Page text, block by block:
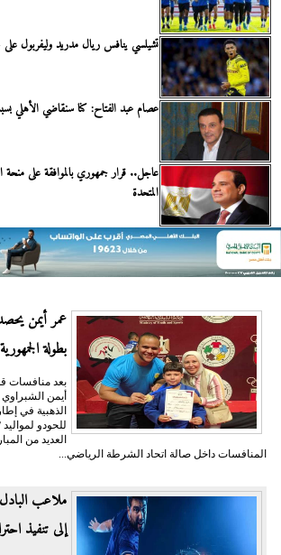
تشيلسي ينافس ريال مدريد وليفربول على
عصام عبد الفتاح: كنا سنقاضي الأهلي
عاجل.. قرار جمهوري بالموافقة على منحة
المتحدة
عمر أيمن يحصد
بطولة الجمهورية
بعد منافسات
أيمن
الذهبية في
العديد من
المنافسات داخل صالة اتحاد الشرطة الرياضي...
ملاعب
إلى تنفيذ